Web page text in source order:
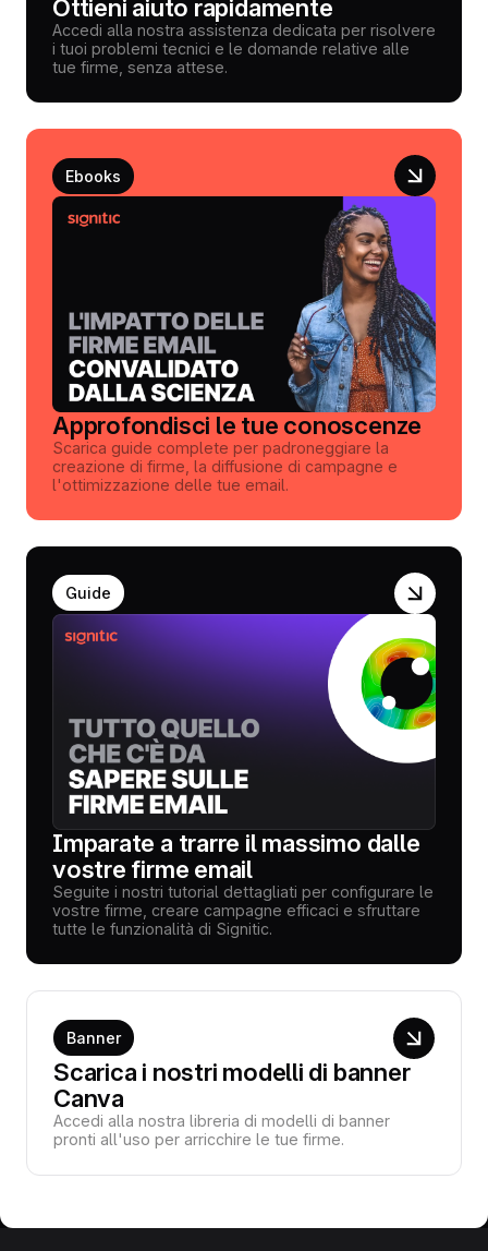
Ottieni aiuto rapidamente
Accedi alla nostra assistenza dedicata per risolvere
i tuoi problemi tecnici e le domande relative alle
tue firme, senza attese.
Ebooks
Approfondisci le tue conoscenze
Scarica guide complete per padroneggiare la
creazione di firme, la diffusione di campagne e
l'ottimizzazione delle tue email.
Guide
Imparate a trarre il massimo dalle
vostre firme email
Seguite i nostri tutorial dettagliati per configurare le
vostre firme, creare campagne efficaci e sfruttare
tutte le funzionalità di Signitic.
Banner
Scarica i nostri modelli di banner
Canva
Accedi alla nostra libreria di modelli di banner
pronti all'uso per arricchire le tue firme.